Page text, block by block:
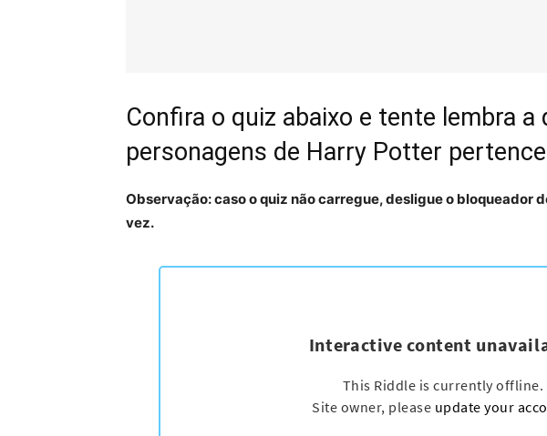
Confira o quiz abaixo e tente lembra a
personagens de Harry Potter
Observação: caso o quiz não carregue, desligue o bloqueador
vez.